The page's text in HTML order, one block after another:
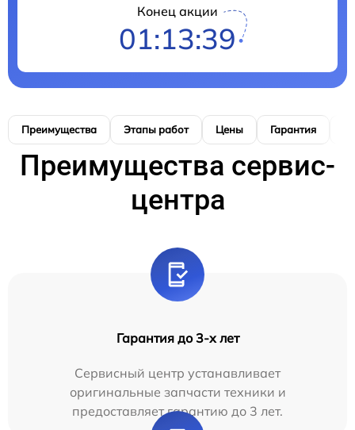
Конец акции
01:13:38
Преимущества Этапы работ Цены Гарантия
Преимущества сервис-
центра
Гарантия до 3-х лет
Сервисный центр устанавливает
оригинальные запчасти техники и
предоставляет гарантию до 3 лет.